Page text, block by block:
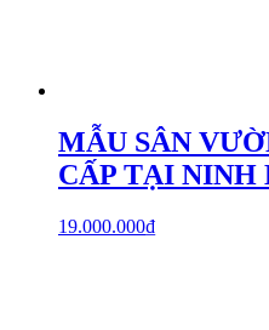
MẪU SÂN
CẤP TẠI NINH
19.000.000₫